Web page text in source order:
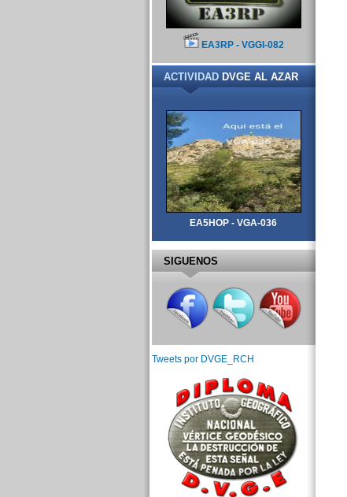
EA3RP - VGGI-082
ACTIVIDADDVGE AL AZAR
EA5HOP - VGA-036
SIGUENOS
Tweets por DVGE_RCH